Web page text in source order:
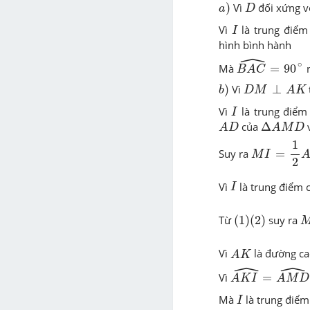
a) Vì D đối xứng
Vì I
I là trung điểm
hình bình hành
Mà ˆ
BAC = 90∘
BAC^
b)
b) Vì DM ⊥ AK
DM⊥ A K
Vì I
I là trung điểm
AD
A D của ΔAMD
ΔAMD
Suy ra MI =
1
2
A
AD
Vì I
I là trung điểm
Từ (1)(2)
(1)(2) suy ra
Vì AK
A K là đường
Vì ˆ
AKI = ˆ
AMD
AKI^= MD^=90
Mà I
I là trung